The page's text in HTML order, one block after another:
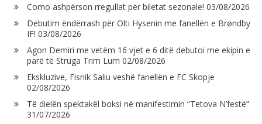
Como ashpërson rregullat për biletat sezonale! 03/08/2026
Debutim ëndërrash për Olti Hysenin me fanellën e Brøndby
IF! 03/08/2026
Agon Demiri me vetëm 16 vjet e 6 ditë debutoi me ekipin e
parë të Struga Trim Lum 02/08/2026
Ekskluzive, Fisnik Saliu veshë fanellën e FC Skopje
02/08/2026
Të dielën spektakël boksi në manifestimin “Tetova N’festë”
31/07/2026